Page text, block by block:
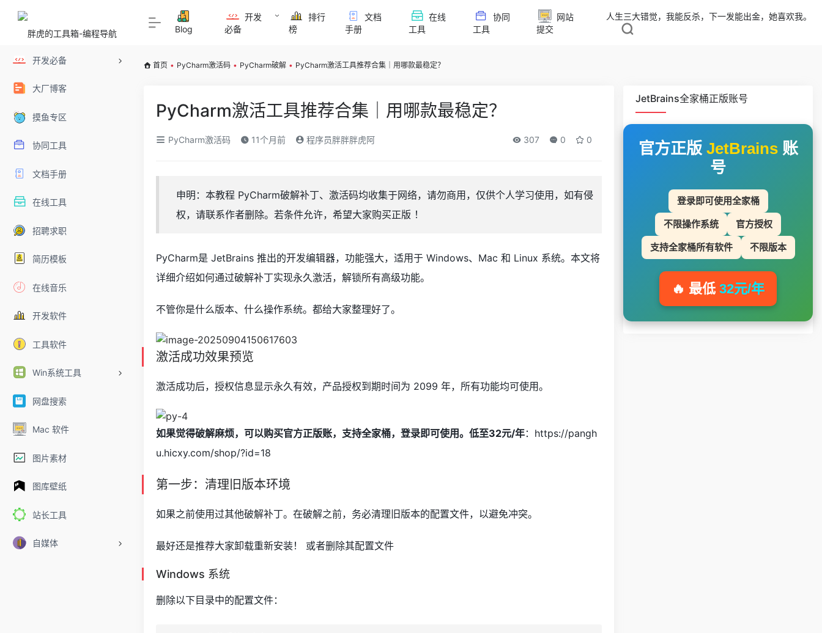
开发必备
大厂博客
摸鱼专区
协同工具
文档手册
在线工具
招聘求职
简历模板
在线音乐
开发软件
工具软件
Win系统工具
网盘搜索
Mac 软件
图片素材
图库壁纸
站长工具
自媒体
Blog
开发
必备
排行
榜
文档
手册
在线
工具
协同
工具
网站
提交
人生三大错觉，我能反杀，下一发能出金，她喜欢我。
首页 • PyCharm激活码 • PyCharm破解 • PyCharm激活工具推荐合集｜用哪款最稳定？
PyCharm激活工具推荐合集｜用哪款最稳定？
PyCharm激活码 11个月前 程序员胖胖胖虎阿 307 0 0
申明：本教程 PyCharm破解补丁、激活码均收集于网络，请勿商用，仅供个人学习使用，如有侵
权，请联系作者删除。若条件允许，希望大家购买正版 ！
PyCharm是 JetBrains 推出的开发编辑器，功能强大，适用于 Windows、Mac 和 Linux 系统。本文将
详细介绍如何通过破解补丁实现永久激活，解锁所有高级功能。
不管你是什么版本、什么操作系统。都给大家整理好了。
激活成功效果预览
激活成功后，授权信息显示永久有效，产品授权到期时间为 2099 年，所有功能均可使用。
如果觉得破解麻烦，可以购买官方正版账，支持全家桶，登录即可使用。低至32元/年：https://pangh
u.hicxy.com/shop/?id=18
第一步：清理旧版本环境
如果之前使用过其他破解补丁。在破解之前，务必清理旧版本的配置文件，以避免冲突。
最好还是推荐大家卸载重新安装！ 或者删除其配置文件
Windows 系统
删除以下目录中的配置文件：
JetBrains全家桶正版账号
官方正版 JetBrains账
号
登录即可使用全家桶
不限操作系统 官方授权
支持全家桶所有软件 不限版本
🔥 最低 32元/年